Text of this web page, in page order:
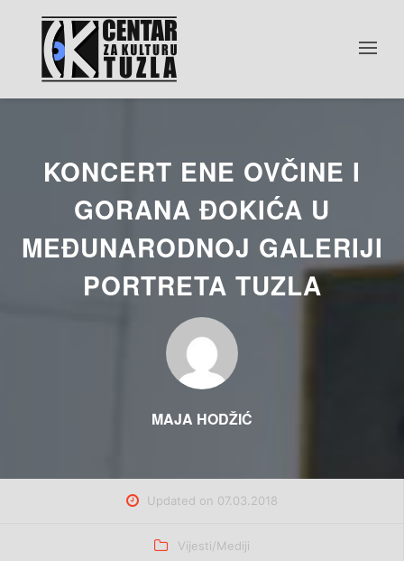
KONCERT ENE OVČINE I
GORANA ĐOKIĆA U
MEĐUNARODNOJ GALERIJI
PORTRETA TUZLA
MAJA HODŽIĆ
Updated on 07.03.2018
Categories
Vijesti/Mediji